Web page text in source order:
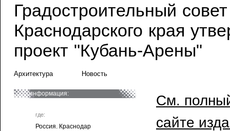
Градостроительный совет
Краснодарского края
проект "Кубань-Арены"
Архитектура Новость
информация:
где:
Россия. Краснодар
См.
сайте